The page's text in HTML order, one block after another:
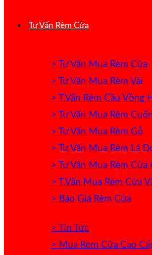
Tư Vấn Rèm Cửa
> Tư Vấn Mua Rèm Cửa
> Tư Vấn Mua Rèm Vải
> T.Vấn Rèm Cầu Vồng
> Tư Vấn Mua Rèm
> Tư Vấn Mua Rèm Gỗ
> Tư Vấn Mua Rèm Lá
> Tư Vấn Mua Rèm
> T.Vấn Mua Rèm Cửa
> Báo Giá Rèm Cửa
> Tin Tức
> Mua Rèm Cửa Cao